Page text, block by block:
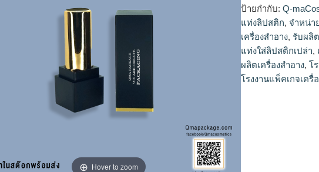
Hover to zoom
ป้ายกำกับ:Q-
แท่งลิปสติก, จำหน่า
เครื่องสำอาง, รับผลิ
แท่งใส่ลิปสติกเปล่า,
ผลิตเครื่องสำอาง,โ
โรงงานแพ็คเกจเครื่